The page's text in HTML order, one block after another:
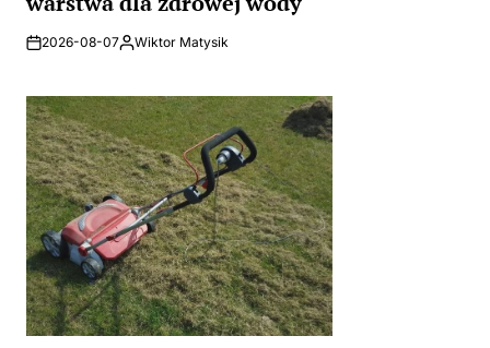
2026-08-07Posted
Wiktor Matysik